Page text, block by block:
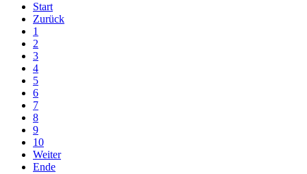
Start
Zurück
1
2
3
4
5
6
7
8
9
10
Weiter
Ende